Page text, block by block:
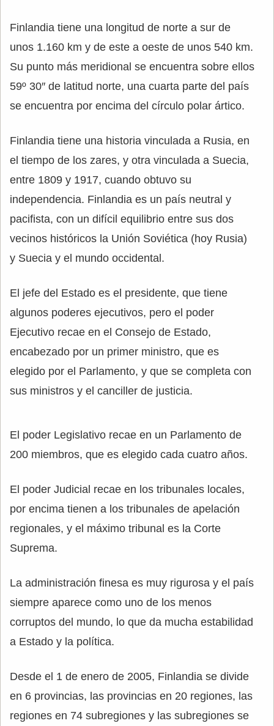
Finlandia tiene una longitud de norte a sur de
unos 1.160 km y de este a oeste de unos 540 km.
Su punto más meridional se encuentra sobre ellos
59º 30″ de latitud norte, una cuarta parte del país
se encuentra por encima del círculo polar ártico.
Finlandia tiene una historia vinculada a Rusia, en
el tiempo de los zares, y otra vinculada a Suecia,
entre 1809 y 1917, cuando obtuvo su
independencia. Finlandia es un país neutral y
pacifista, con un difícil equilibrio entre sus dos
vecinos históricos la Unión Soviética (hoy Rusia)
y Suecia y el mundo occidental.
El jefe del Estado es el presidente, que tiene
algunos poderes ejecutivos, pero el poder
Ejecutivo recae en el Consejo de Estado,
encabezado por un primer ministro, que es
elegido por el Parlamento, y que se completa con
sus ministros y el canciller de justicia.
El poder Legislativo recae en un Parlamento de
200 miembros, que es elegido cada cuatro años.
El poder Judicial recae en los tribunales locales,
por encima tienen a los tribunales de apelación
regionales, y el máximo tribunal es la Corte
Suprema.
La administración finesa es muy rigurosa y el país
siempre aparece como uno de los menos
corruptos del mundo, lo que da mucha estabilidad
a Estado y la política.
Desde el 1 de enero de 2005, Finlandia se divide
en 6 provincias, las provincias en 20 regiones, las
regiones en 74 subregiones y las subregiones se